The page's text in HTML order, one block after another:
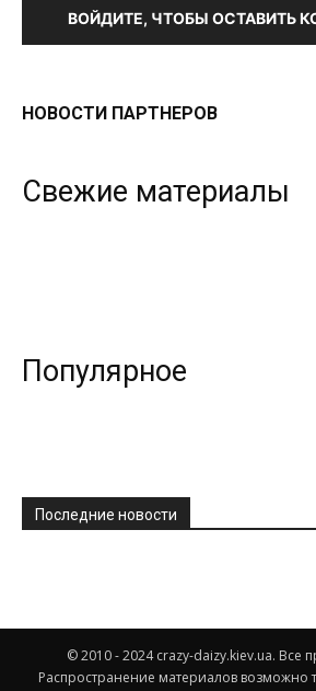
ВОЙДИТЕ, ЧТОБЫ ОСТАВИТЬ
НОВОСТИ ПАРТНЕРОВ
Свежие материалы
Популярное
Последние новости
© 2010 - 2024 crazy-daizy.kiev.ua. Все
Распространение материалов возможно